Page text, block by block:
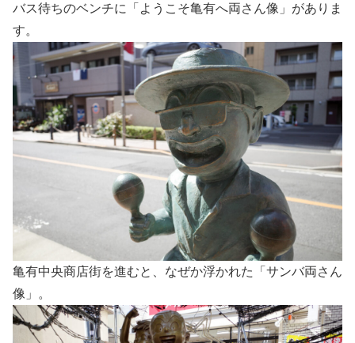
バス待ちのベンチに「ようこそ亀有へ両さん像」がありま
す。
亀有中央商店街を進むと、なぜか浮かれた「サンバ両さん
像」。